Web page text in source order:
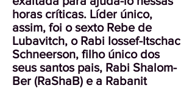
horas críticas. Líder único,
assim, foi o sexto Rebe de
Lubavitch, o Rabi Iossef-Itschac
Schneerson, filho único dos
seus santos pais, Rabi Shalom-
Ber (RaShaB) e a Rabanit